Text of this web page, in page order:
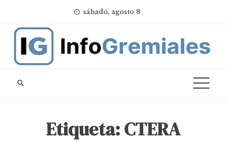
content
sábado, agosto 8
Etiqueta:CTERA